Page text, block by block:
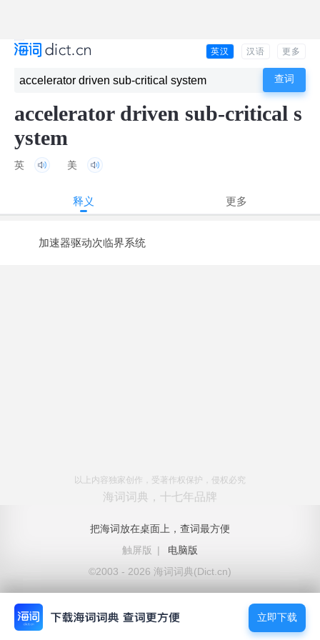
英汉 汉语 更多
accelerator driven sub-critical s
ystem
英 美
释义 更多
加速器驱动次临界系统
以上内容独家创作，受著作权保护，侵权必究
海词词典，十七年品牌
把海词放在桌面上，查词最方便
触屏版
|
电脑版
©2003 - 2026 海词词典(Dict.cn)
立即下载
立即下载